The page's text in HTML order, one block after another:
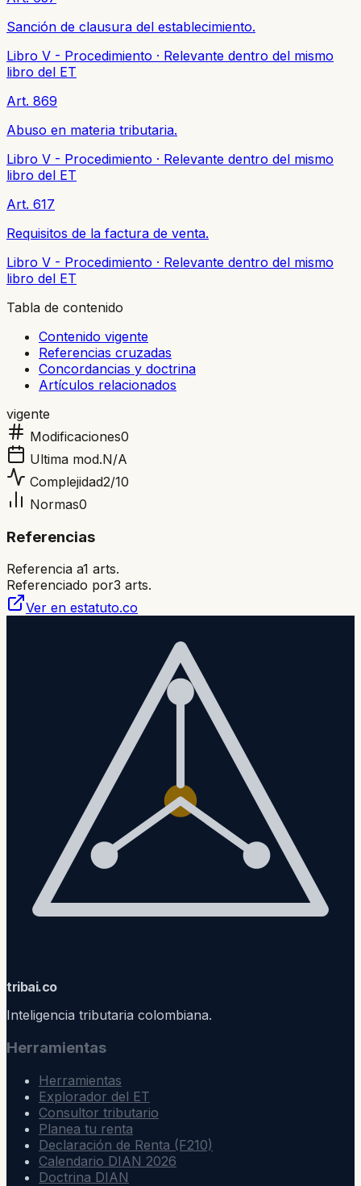
Sanción de clausura del establecimiento.
Libro V - Procedimiento · Relevante dentro del mismo
libro del ET
Art. 869
Abuso en materia tributaria.
Libro V - Procedimiento · Relevante dentro del mismo
libro del ET
Art. 617
Requisitos de la factura de venta.
Libro V - Procedimiento · Relevante dentro del mismo
libro del ET
Tabla de contenido
Contenido vigente
Referencias cruzadas
Concordancias y doctrina
Artículos relacionados
vigente
Modificaciones0
Ultima mod.N/A
Complejidad2/10
Normas0
Referencias
Referencia a1 arts.
Referenciado por3 arts.
Ver en estatuto.co
tribai.co
Inteligencia tributaria colombiana.
Herramientas
Herramientas
Explorador del ET
Consultor tributario
Planea tu renta
Declaración de Renta (F210)
Calendario DIAN 2026
Doctrina DIAN